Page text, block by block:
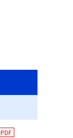
PDF